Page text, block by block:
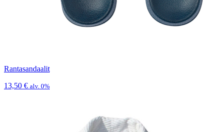
Rantasandaalit
13,50 € alv. 0%